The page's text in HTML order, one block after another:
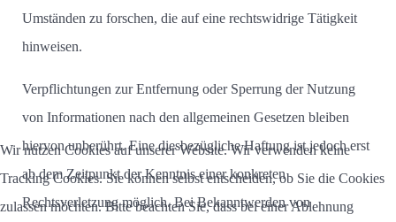
Umständen zu forschen, die auf eine rechtswidrige Tätigkeit
hinweisen.
Verpflichtungen zur Entfernung oder Sperrung der Nutzung
von Informationen nach den allgemeinen Gesetzen bleiben
hiervon unberührt. Eine diesbezügliche Haftung ist jedoch erst
ab dem Zeitpunkt der Kenntnis einer konkreten
Rechtsverletzung möglich. Bei Bekanntwerden von
Wir nutzen Cookies auf unserer Website. Wir verwenden keine
Tracking Cookies. Sie können selbst entscheiden, ob Sie die Cookies
zulassen möchten. Bitte beachten Sie, dass bei einer Ablehnung